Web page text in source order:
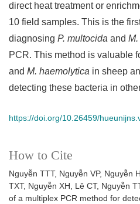
How to Cite
Nguyễn TTT, Nguyễn VP, Nguyễn
TXT, Nguyễn XH, Lê CT, Nguyễn
of a multiplex PCR method for
direct heat treatment or
10 field samples. This is the
diagnosing P. multocida and
PCR. This method is valuable
and M. haemolytica in sheep
detecting these bacteria in
https://doi.org/10.26459/